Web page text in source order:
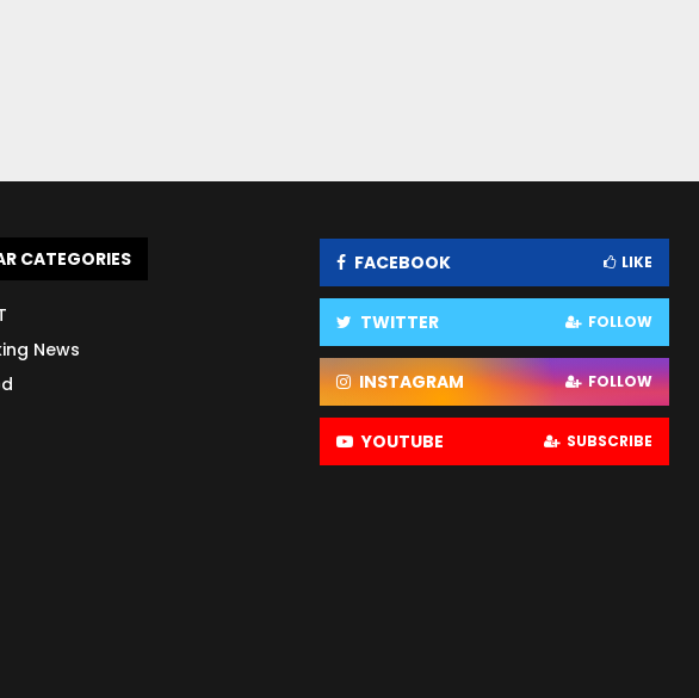
CATEGORIES
News
FACEBOOK LIKE
TWITTER FOLLOW
INSTAGRAM FOLLOW
YOUTUBE SUBSCRIBE